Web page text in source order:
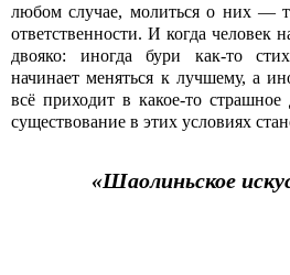
любом случае, молиться о них —
ответственности. И когда человек
двояко: иногда бури как-то
начинает меняться к лучшему, а
всё приходит в какое-то
существование в этих условиях
«Шаолиньское